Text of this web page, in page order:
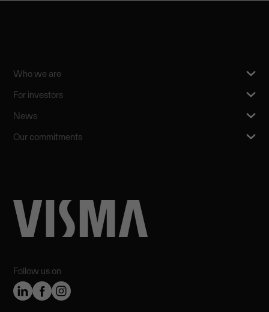
Follow us on
Who we are
For investors
News
Our commitments